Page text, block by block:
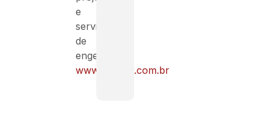
e
serviços
de
engenharia:
www.benzor.com.br